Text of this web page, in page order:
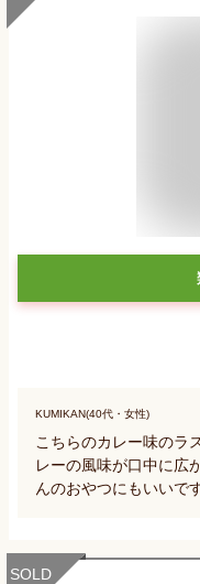
KUMIKAN(40代・女性)
こちらのカレー味のラ
レーの風味が口中に広
んのおやつにもいいで
SOLD